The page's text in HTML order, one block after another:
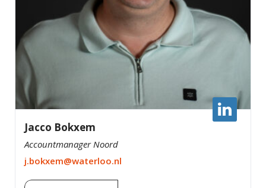
Jacco Bokxem
Accountmanager Noord
j.bokxem@waterloo.nl